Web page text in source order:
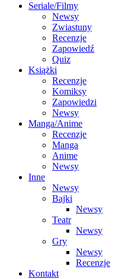
Seriale/Filmy
Newsy
Zwiastuny
Recenzje
Zapowiedź
Quiz
Książki
Recenzje
Komiksy
Zapowiedzi
Newsy
Manga/Anime
Recenzje
Manga
Anime
Newsy
Inne
Newsy
Bajki
Newsy
Teatr
Newsy
Gry
Newsy
Recenzje
Kontakt